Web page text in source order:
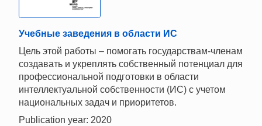
Учебные заведения в области ИС
Цель этой работы – помогать государствам-членам
создавать и укреплять собственный потенциал для
профессиональной подготовки в области
интеллектуальной собственности (ИС) с учетом
национальных задач и приоритетов.
Publication year: 2020